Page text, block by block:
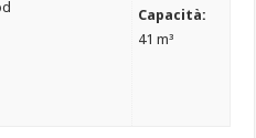
Capacità:
41 m³